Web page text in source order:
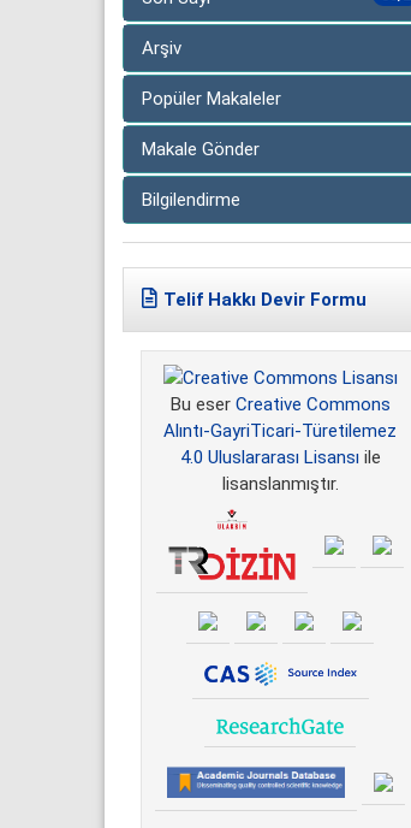
Arşiv
Popüler Makaleler
Makale Gönder
Bilgilendirme
Telif Hakkı Devir Formu
Bu eser Creative Commons
Alıntı-GayriTicari-Türetilemez
4.0 Uluslararası Lisansı ile
lisanslanmıştır.